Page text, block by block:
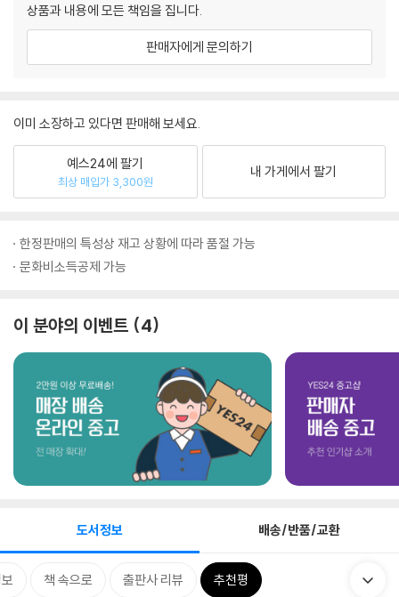
상품과 내용에 모든 책임을 집니다.
판매자에게 문의하기
이미 소장하고 있다면 판매해 보세요.
예스24에 팔기
최상 매입가 3,300원
내 가게에서 팔기
한정판매의 특성상 재고 상황에 따라 품절 가능
문화비소득공제 가능
이 분야의 이벤트 4
도서정보 배송/반품/교환
책 속으로 출판사 리뷰 추천평